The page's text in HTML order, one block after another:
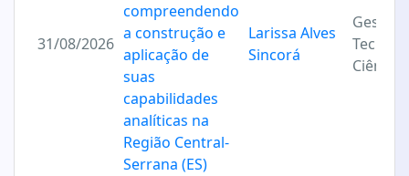
31/08/2026
compreendendo
a construção e
aplicação de
suas
capabilidades
analíticas na
Região Central-
Serrana (ES)
Larissa Alves
Sincorá
Gestão
Ciência